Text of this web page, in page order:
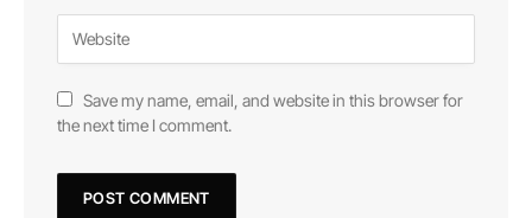
Save my name, email, and website in this browser for
the next time I comment.